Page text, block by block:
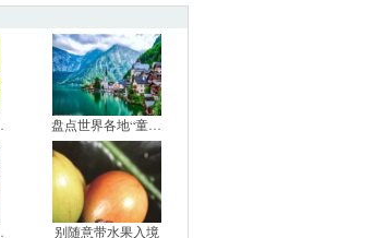
盘点世界各地“童…
别随意带水果入境